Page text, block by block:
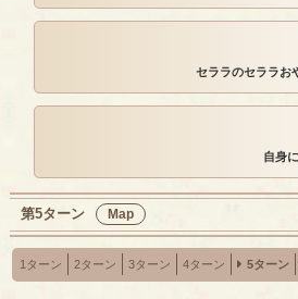
セララのセララお
自身
第5ターン Map
1ターン 2ターン 3ターン 4ターン 5ターン